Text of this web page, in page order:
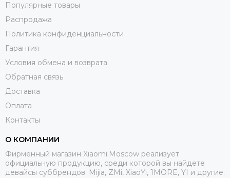
Популярные товары
Распродажа
Политика конфиденциальности
Гарантия
Условия обмена и возврата
Обратная связь
Доставка
Оплата
Контакты
О КОМПАНИИ
Фирменный магазин Xiaomi.Moscow реализует
официальную продукцию, среди которой вы найдете
девайсы суббрендов: Mijia, ZMi, XiaoYi, 1MORE, YI и другие.